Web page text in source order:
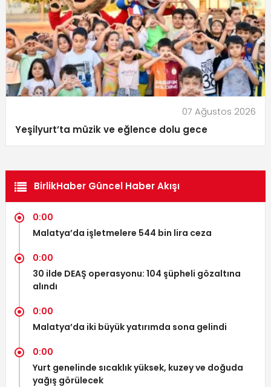
07 Ağustos 2026
Yeşilyurt’ta müzik ve eğlence dolu gece
BirlikHaber Güncel Haber Akışı
0:00
Malatya’da işletmelere 544 bin lira ceza
0:00
30 ilde DEAŞ operasyonu: 104 şüpheli gözaltına
alındı
0:00
Malatya’da iki büyük yatırımda sona gelindi
0:00
Yurt genelinde sıcaklık yüksek, kuzey ve doğuda
yağış görülecek